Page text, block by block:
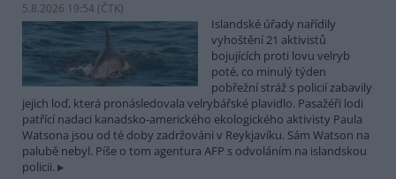
5.8.2026 19:54 (ČTK)
Islandské úřady nařídily
vyhoštění 21 aktivistů
bojujících proti lovu velryb
poté, co minulý týden
pobřežní stráž s policií zabavily
jejich loď, která pronásledovala velrybářské plavidlo. Pasažéři lodi
patřící nadaci kanadsko-amerického ekologického aktivisty Paula
Watsona jsou od té doby zadržováni v Reykjavíku. Sám Watson na
palubě nebyl. Píše o tom agentura AFP s odvoláním na islandskou
policii.